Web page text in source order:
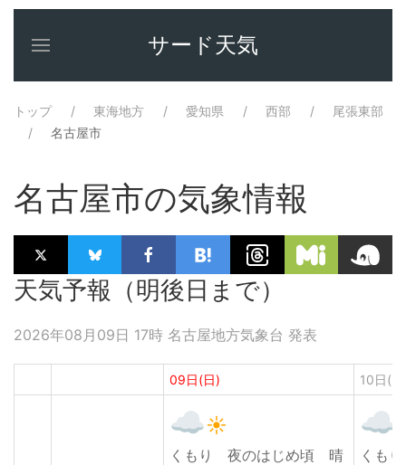
サード天気
トップ 東海地方 愛知県 西部
尾張東部
名古屋市
名古屋市の気象情報
天気予報（明後日まで）
2026年08月09日 17時 名古屋地方気象台 発表
09日(日) 10日(
くもり 夜のはじめ頃 晴
くも